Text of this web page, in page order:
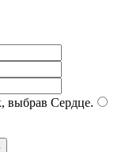
выбрав Сердце.